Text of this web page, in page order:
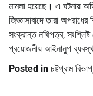
মামলা হয়েছে। এ ঘটনায়
জিজ্ঞাসাবাদে তারা
সংক্রান্ত নথিপত্র,
প্রয়োজনীয় আইনানুগ
Posted in চট্টগ্রাম বিভাগ